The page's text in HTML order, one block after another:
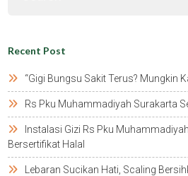
Recent Post
“gigi Bungsu Sakit Terus? Mungkin
Rs Pku Muhammadiyah Surakarta
Instalasi Gizi Rs Pku
Bersertifikat Halal
Lebaran Sucikan Hati, Scaling